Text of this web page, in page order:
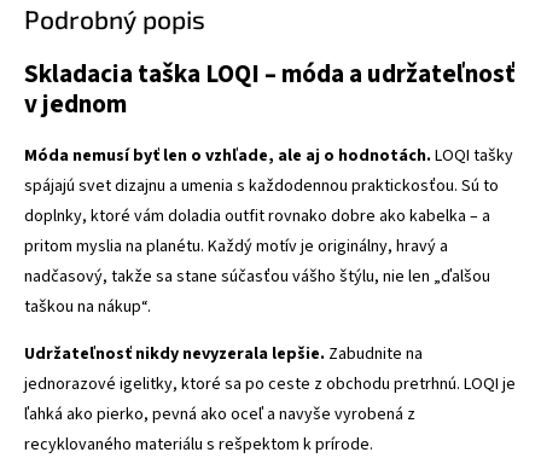
Podrobný popis
Skladacia taška LOQI – móda a udržateľnosť
v jednom
Móda nemusí byť len o vzhľade, ale aj o hodnotách. LOQI tašky
spájajú svet dizajnu a umenia s každodennou praktickosťou. Sú to
doplnky, ktoré vám doladia outfit rovnako dobre ako kabelka – a
pritom myslia na planétu. Každý motív je originálny, hravý a
nadčasový, takže sa stane súčasťou vášho štýlu, nie len „ďalšou
taškou na nákup“.
Udržateľnosť nikdy nevyzerala lepšie. Zabudnite na
jednorazové igelitky, ktoré sa po ceste z obchodu pretrhnú. LOQI je
ľahká ako pierko, pevná ako oceľ a navyše vyrobená z
recyklovaného materiálu s rešpektom k prírode.